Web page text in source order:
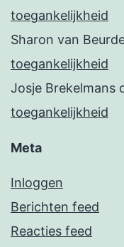
toegankelijkheid
Sharon van
toegankelijkheid
Josje Brekelmans
toegankelijkheid
Meta
Inloggen
Berichten feed
Reacties feed